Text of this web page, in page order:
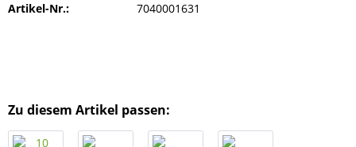
Artikel-Nr.: 7040001631
Zu diesem Artikel passen: